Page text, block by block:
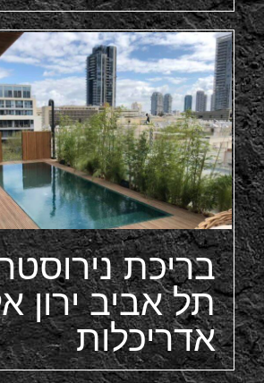
בריכת
תל אביב ירון
אדריכלות